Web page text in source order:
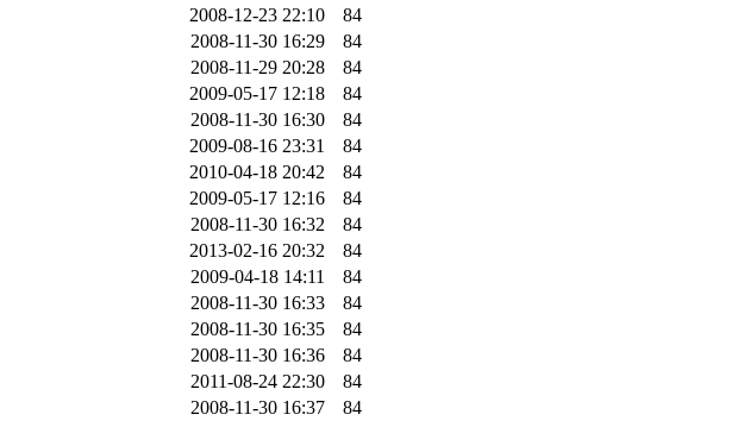
2008-12-23 22:10
84
2008-11-30 16:29
84
2008-11-29 20:28
84
2009-05-17 12:18
84
2008-11-30 16:30
84
2009-08-16 23:31
84
2010-04-18 20:42
84
2009-05-17 12:16
84
2008-11-30 16:32
84
2013-02-16 20:32
84
2009-04-18 14:11
84
2008-11-30 16:33
84
2008-11-30 16:35
84
2008-11-30 16:36
84
2011-08-24 22:30
84
2008-11-30 16:37
84